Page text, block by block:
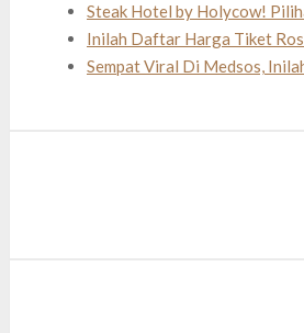
Steak Hotel by Holycow!
Inilah Daftar Harga Tiket
Sempat Viral Di Medsos,